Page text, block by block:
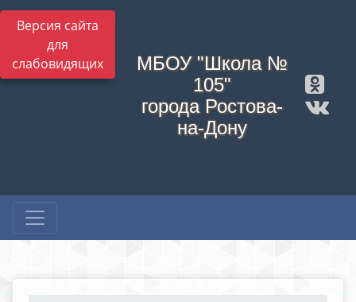
Версия сайта
для
слабовидящих
МБОУ "Школа №
105"
города Ростова-
на-Дону